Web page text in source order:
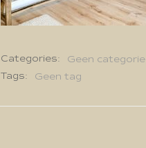
Categories:
Geen categorie
Tags:
Geen tag